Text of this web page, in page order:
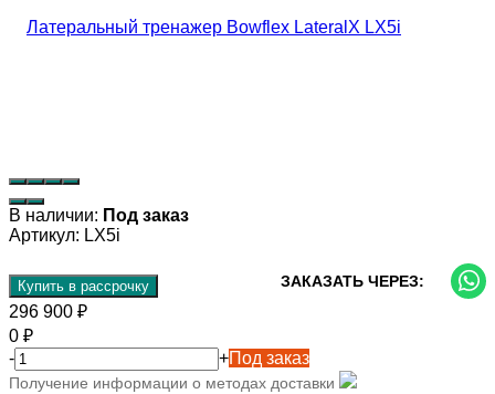
В наличии: Под заказ
Артикул: LX5i
Купить в рассрочку ЗАКАЗАТЬ ЧЕРЕЗ:
296 900 ₽
0 ₽
-
+Под заказ
Получение информации о методах доставки